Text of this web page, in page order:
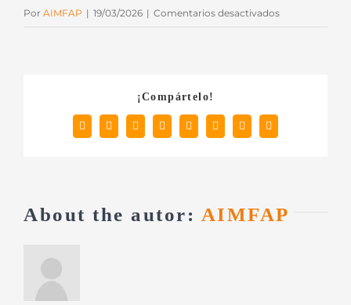
Por AIMFAP | 19/03/2026 | Comentarios desactivadosen
¡Compártelo!
Facebook
X RedditLinkedInTumblrPinterest
Vk
Correo
electrónico
About the autor: AIMFAP